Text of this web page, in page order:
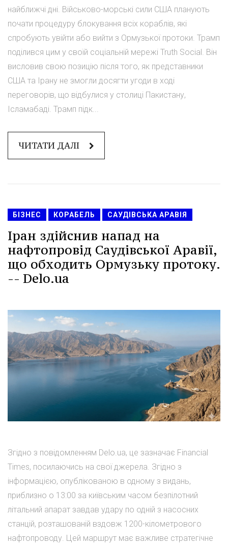
найближчі дні. Військово-морські сили США планують
почати процедуру блокування всіх кораблів, які
спробують увійти або вийти з Ормузької протоки. Трамп
поділився цим у своїй соціальній мережі Truth Social. Він
висловив свою позицію після того, як представники
США та Ірану не змогли досягти угоди в ході
переговорів, що відбулися у столиці Пакистану,
Ісламабаді. Трамп підк...
ЧИТАТИ ДАЛІ
БІЗНЕС КОРАБЕЛЬ САУДІВСЬКА АРАВІЯ
Іран здійснив напад на
нафтопровід Саудівської Аравії,
що обходить Ормузьку протоку.
-- Delo.ua
Згідно з повідомленням Delo.ua, це зазначає Financial
Times, посилаючись на свої джерела. Згідно з
інформацією, опублікованою в одному з видань,
приблизно о 13:00 за київським часом безпілотний
літальний апарат завдав удару по одній з насосних
станцій, розташованій вздовж 1200-кілометрового
нафтопроводу. Цей маршрут має важливе стратегічне